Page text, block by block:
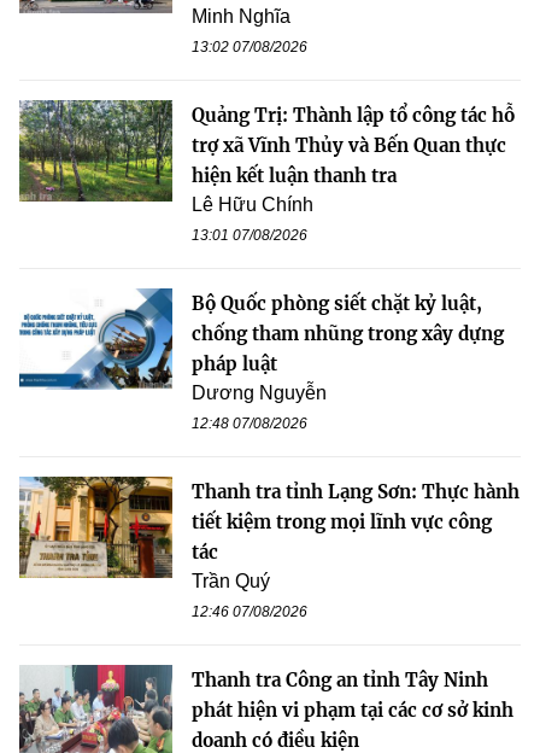
Minh Nghĩa
13:02 07/08/2026
Quảng Trị: Thành lập tổ công tác hỗ
trợ xã Vĩnh Thủy và Bến Quan thực
hiện kết luận thanh tra
Lê Hữu Chính
13:01 07/08/2026
Bộ Quốc phòng siết chặt kỷ luật,
chống tham nhũng trong xây dựng
pháp luật
Dương Nguyễn
12:48 07/08/2026
Thanh tra tỉnh Lạng Sơn: Thực hành
tiết kiệm trong mọi lĩnh vực công
tác
Trần Quý
12:46 07/08/2026
Thanh tra Công an tỉnh Tây Ninh
phát hiện vi phạm tại các cơ sở kinh
doanh có điều kiện